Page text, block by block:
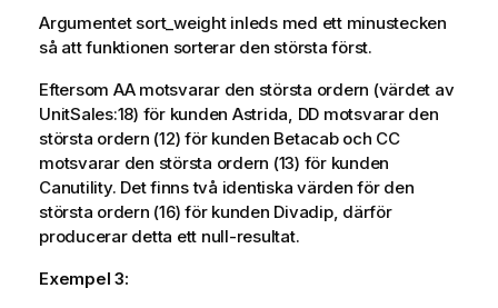
Argumentet sort_weightinleds med ett minustecken
så att funktionen sorterar den största först.
Eftersom AAmotsvarar den största ordern (värdet av
UnitSales:18) för kunden Astrida, DD motsvarar den
största ordern (12) för kunden Betacaboch CC
motsvarar den största ordern (13) för kunden
Canutility. Det finns två identiska värden för den
största ordern (16) för kunden Divadip, därför
producerar detta ett null-resultat.
Exempel 3: